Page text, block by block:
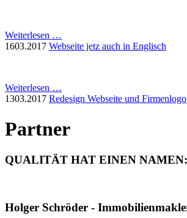
Weiterlesen …
1603.2017 Webseite jetz auch in Englisch
Weiterlesen …
1303.2017 Redesign Webseite und Firmenlogo
Partner
QUALITÄT HAT EINEN NAMEN:
Holger Schröder -